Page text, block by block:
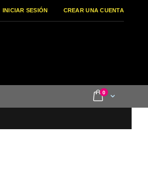
INICIAR SESIÓN CREAR UNA CUENTA
Cart
0items